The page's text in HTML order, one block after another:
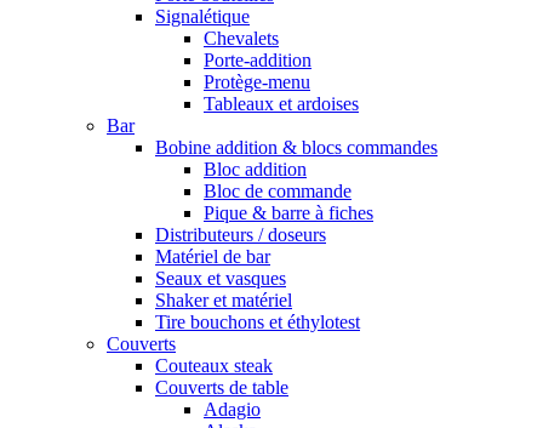
Signalétique
Chevalets
Porte-addition
Protège-menu
Tableaux et ardoises
Bar
Bobine addition & blocs commandes
Bloc addition
Bloc de commande
Pique & barre à fiches
Distributeurs / doseurs
Matériel de bar
Seaux et vasques
Shaker et matériel
Tire bouchons et éthylotest
Couverts
Couteaux steak
Couverts de table
Adagio